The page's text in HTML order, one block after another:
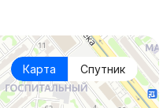
Карта Спутник